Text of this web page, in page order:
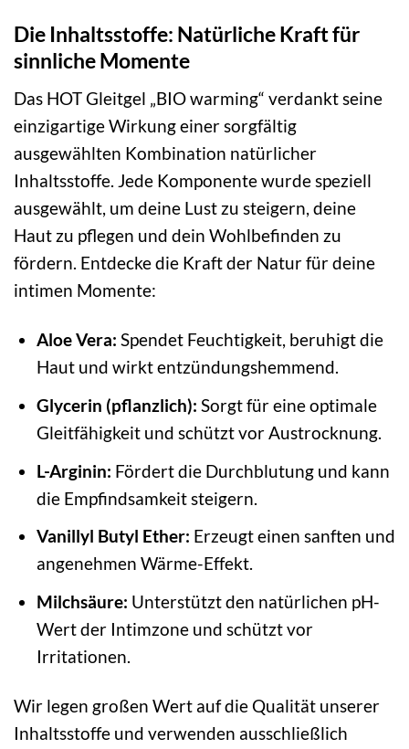
Die Inhaltsstoffe: Natürliche Kraft für
sinnliche Momente
Das HOT Gleitgel „BIO warming“ verdankt seine
einzigartige Wirkung einer sorgfältig
ausgewählten Kombination natürlicher
Inhaltsstoffe. Jede Komponente wurde speziell
ausgewählt, um deine Lust zu steigern, deine
Haut zu pflegen und dein Wohlbefinden zu
fördern. Entdecke die Kraft der Natur für deine
intimen Momente:
Aloe Vera: Spendet Feuchtigkeit, beruhigt die
Haut und wirkt entzündungshemmend.
Glycerin (pflanzlich): Sorgt für eine optimale
Gleitfähigkeit und schützt vor Austrocknung.
L-Arginin: Fördert die Durchblutung und kann
die Empfindsamkeit steigern.
Vanillyl Butyl Ether: Erzeugt einen sanften und
angenehmen Wärme-Effekt.
Milchsäure: Unterstützt den natürlichen pH-
Wert der Intimzone und schützt vor
Irritationen.
Wir legen großen Wert auf die Qualität unserer
Inhaltsstoffe und verwenden ausschließlich